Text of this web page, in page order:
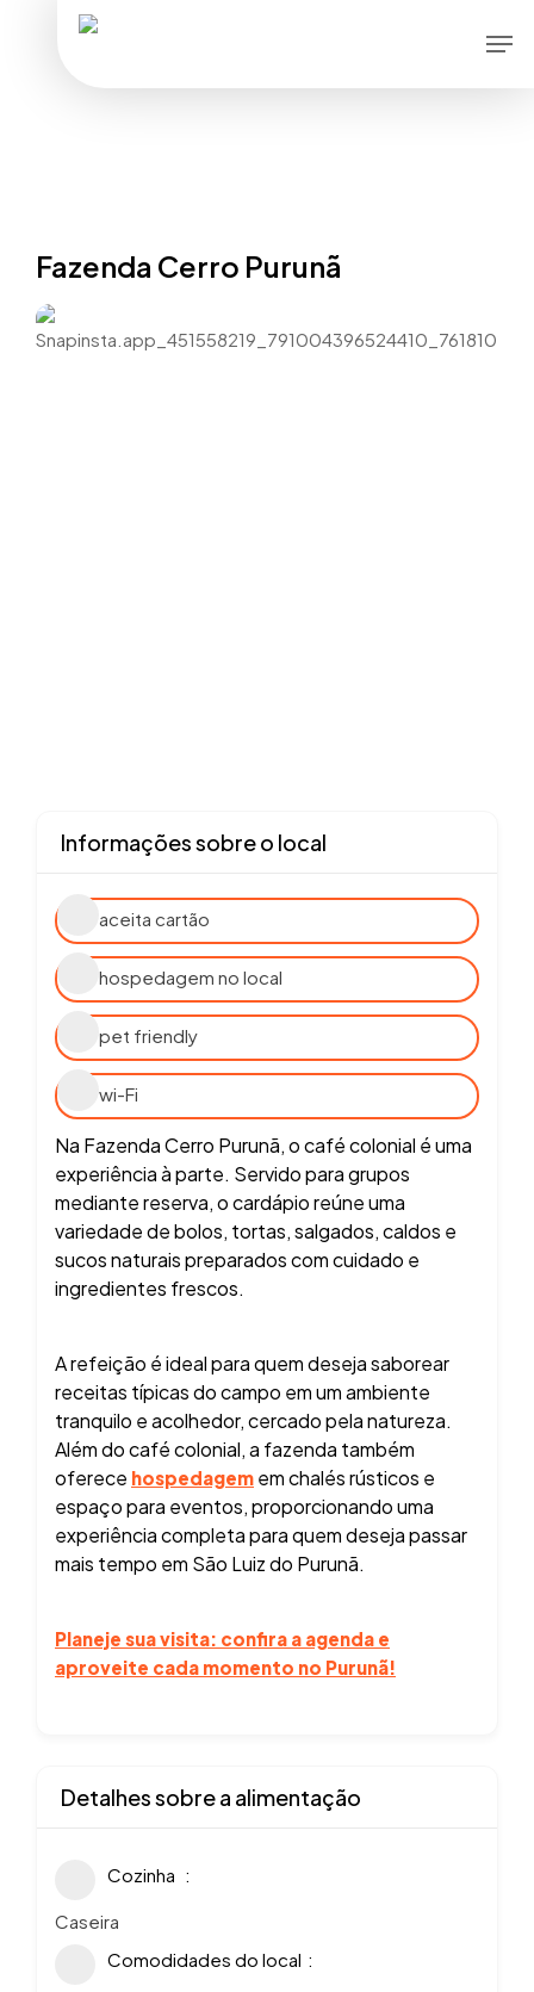
Fazenda Cerro Purunã
Informações sobre o local
aceita cartão
hospedagem no local
pet friendly
wi-Fi
Na Fazenda Cerro Purunã, o café colonial é uma
experiência à parte. Servido para grupos
mediante reserva, o cardápio reúne uma
variedade de bolos, tortas, salgados, caldos e
sucos naturais preparados com cuidado e
ingredientes frescos.
A refeição é ideal para quem deseja saborear
receitas típicas do campo em um ambiente
tranquilo e acolhedor, cercado pela natureza.
Além do café colonial, a fazenda também
oferece hospedagem em chalés rústicos e
espaço para eventos, proporcionando uma
experiência completa para quem deseja passar
mais tempo em São Luiz do Purunã.
Planeje sua visita: confira a agenda e
aproveite cada momento no Purunã!
Detalhes sobre a alimentação
Cozinha
Caseira
Comodidades do local